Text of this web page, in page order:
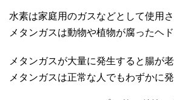
水素は家庭用のガスなどとして使用さ
メタンガスは動物や植物が腐ったヘ
メタンガスが大量に発生すると腸が老
メタンガスは正常な人でもわずかに